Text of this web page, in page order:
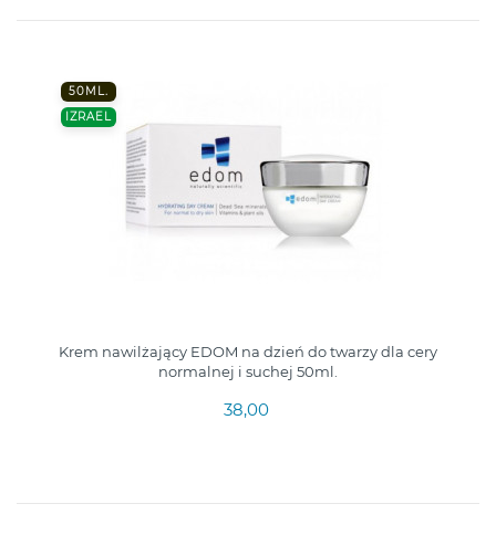
50ML.
IZRAEL
Krem nawilżający EDOM na dzień do twarzy dla cery
normalnej i suchej 50ml.
38,00